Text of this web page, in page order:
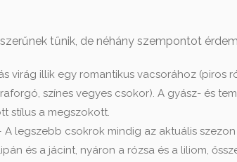
tűnik, de néhány szempontot
virág illik egy romantikus vacsorához (piros
színes vegyes csokor). A gyász- és
stílus a megszokott.
A legszebb csokrok mindig az aktuális
és a jácint, nyáron a rózsa és a liliom,